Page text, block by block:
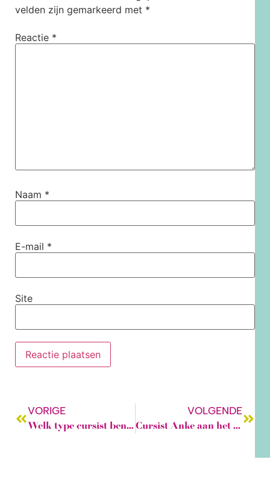
velden zijn gemarkeerd met *
Reactie *
Naam *
E-mail *
Site
VORIGE
Welk type cursist ben jij?
VOLGENDE
Cursist Anke aan het woord